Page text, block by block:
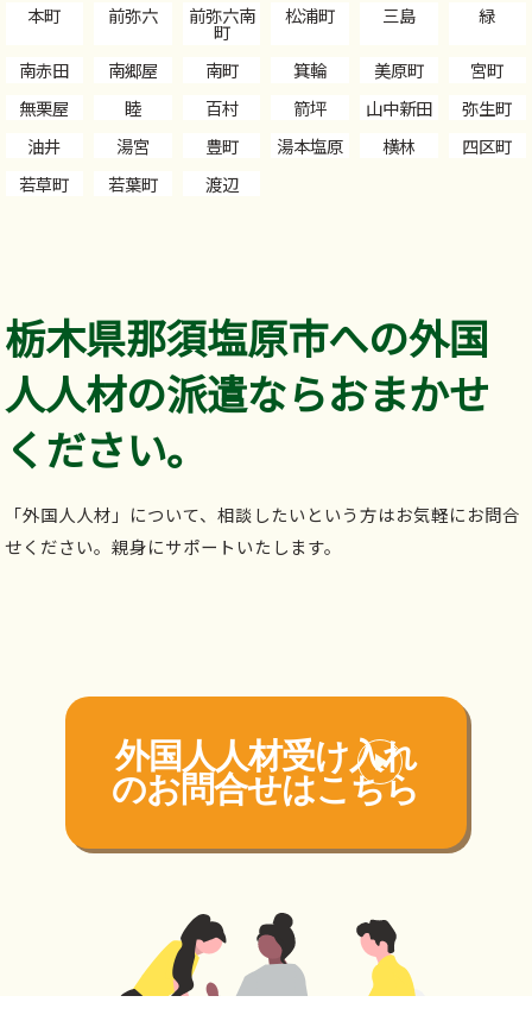
本町
前弥六 前弥六南
町
松浦町 三島 緑
南赤田 南郷屋 南町 箕輪 美原町
宮町
無栗屋
睦 百村 箭坪 山中新田
弥生町
油井
湯宮 豊町 湯本塩原 横林
四区町
若草町
若葉町 渡辺
栃木県那須塩原市への外国
人人材の派遣ならおまかせ
ください。
「外国人人材」について、相談したいという方はお気軽にお問合
せください。親身にサポートいたします。
外国人人材受け入れ
のお問合せはこちら